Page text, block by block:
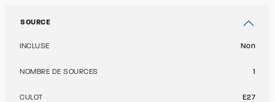
SOURCE
INCLUSE Non
NOMBRE DE SOURCES 1
CULOT E27